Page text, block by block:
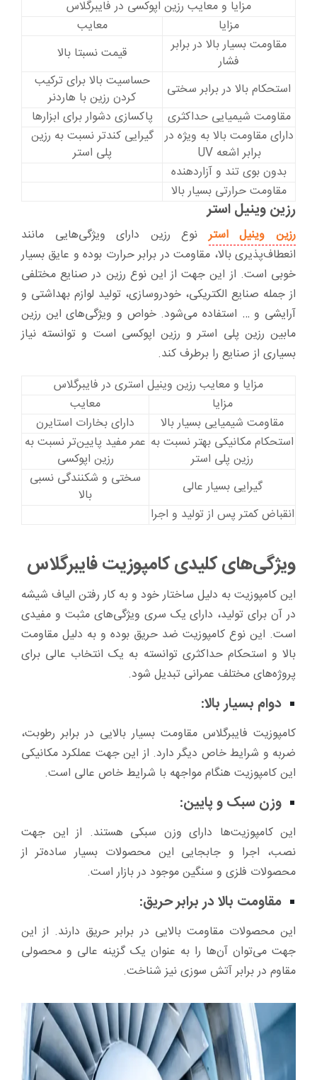
مزایا و معایب رزین اپوکسی در فایبرگلاس
مزایا
معایب
مقاومت بسیار بالا در برابر
فشار
قیمت نسبتا بالا
استحکام بالا در برابر سختی
حساسیت بالا برای ترکیب
کردن رزین با هاردنر
مقاومت شیمیایی حداکثری
پاکسازی دشوار برای ابزارها
دارای مقاومت بالا به ویژه در
برابر اشعه UV
گیرایی کندتر نسبت به رزین
پلی استر
بدون بوی تند و آزاردهنده
مقاومت حرارتی بسیار بالا
رزین وینیل استر
رزین وینیل استرنوع رزین دارای ویژگی‌هایی مانند
انعطاف‌پذیری بالا، مقاومت در برابر حرارت بوده و عایق بسیار
خوبی است. از این جهت از این نوع رزین در صنایع مختلفی
از جمله صنایع الکتریکی، خودروسازی، تولید لوازم بهداشتی و
آرایشی و … استفاده می‌شود. خواص و ویژگی‌های این رزین
مابین رزین پلی استر و رزین اپوکسی است و توانسته نیاز
بسیاری از صنایع را برطرف کند.
مزایا و معایب رزین وینیل استری در فایبرگلاس
مزایا
معایب
مقاومت شیمیایی بسیار بالا
دارای بخارات استایرن
استحکام مکانیکی بهتر نسبت به
رزین پلی استر
عمر مفید پایین‌تر نسبت به
رزین اپوکسی
گیرایی بسیار عالی
سختی و شکنندگی نسبی
بالا
انقباض کمتر پس از تولید و اجرا
ویژگی‌های کلیدی کامپوزیت فایبرگلاس
این کامپوزیت به دلیل ساختار خود و به کار رفتن الیاف شیشه
در آن برای تولید، دارای یک سری ویژگی‌های مثبت و مفیدی
است. این نوع کامپوزیت ضد حریق بوده و به دلیل مقاومت
بالا و استحکام حداکثری توانسته به یک انتخاب عالی برای
پروژه‌های مختلف عمرانی تبدیل شود.
دوام بسیار بالا:
کامپوزیت فایبرگلاس مقاومت بسیار بالایی در برابر رطوبت،
ضربه و شرایط خاص دیگر دارد. از این جهت عملکرد مکانیکی
این کامپوزیت هنگام مواجهه با شرایط خاص عالی است.
وزن سبک و پایین:
این کامپوزیت‌ها دارای وزن سبکی هستند. از این جهت
نصب، اجرا و جابجایی این محصولات بسیار ساده‌تر از
محصولات فلزی و سنگین موجود در بازار است.
مقاومت بالا در برابر حریق:
این محصولات مقاومت بالایی در برابر حریق دارند. از این
جهت می‌توان آن‌ها را به عنوان یک گزینه عالی و محصولی
مقاوم در برابر آتش سوزی نیز شناخت.